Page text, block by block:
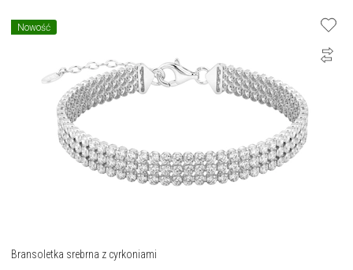
Nowość
Bransoletka srebrna z cyrkoniami